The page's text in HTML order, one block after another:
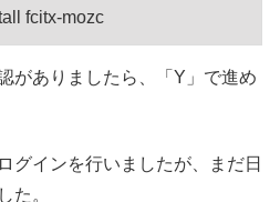
fcitx-mozc
がありましたら、「Y」で進め
グインを行いましたが、まだ日
た。